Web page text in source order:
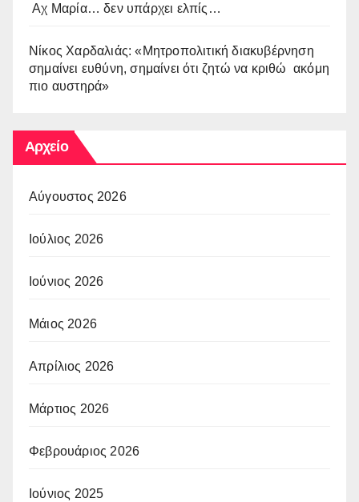
Αχ Μαρία… δεν υπάρχει ελπίς…
Νίκος Χαρδαλιάς: «Μητροπολιτική διακυβέρνηση
σημαίνει ευθύνη, σημαίνει ότι ζητώ να κριθώ ακόμη
πιο αυστηρά»
Αρχείο
Αύγουστος 2026
Ιούλιος 2026
Ιούνιος 2026
Μάιος 2026
Απρίλιος 2026
Μάρτιος 2026
Φεβρουάριος 2026
Ιούνιος 2025